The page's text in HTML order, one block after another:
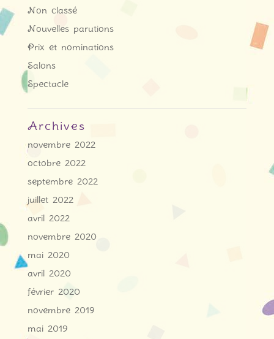
Non classé
Nouvelles parutions
Prix et nominations
Salons
Spectacle
Archives
novembre 2022
octobre 2022
septembre 2022
juillet 2022
avril 2022
novembre 2020
mai 2020
avril 2020
février 2020
novembre 2019
mai 2019